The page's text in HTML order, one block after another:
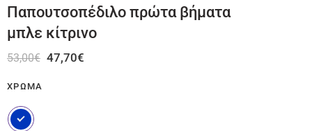
Παπουτσοπέδιλο πρώτα βήματα
μπλε κίτρινο
53,00€ 47,70€
ΧΡΏΜΑ